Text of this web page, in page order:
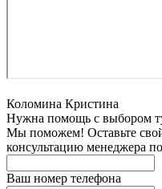
Коломина Кристина
Нужна помощь с выбором
Мы поможем! Оставьте
консультацию менеджера
Ваш номер телефона